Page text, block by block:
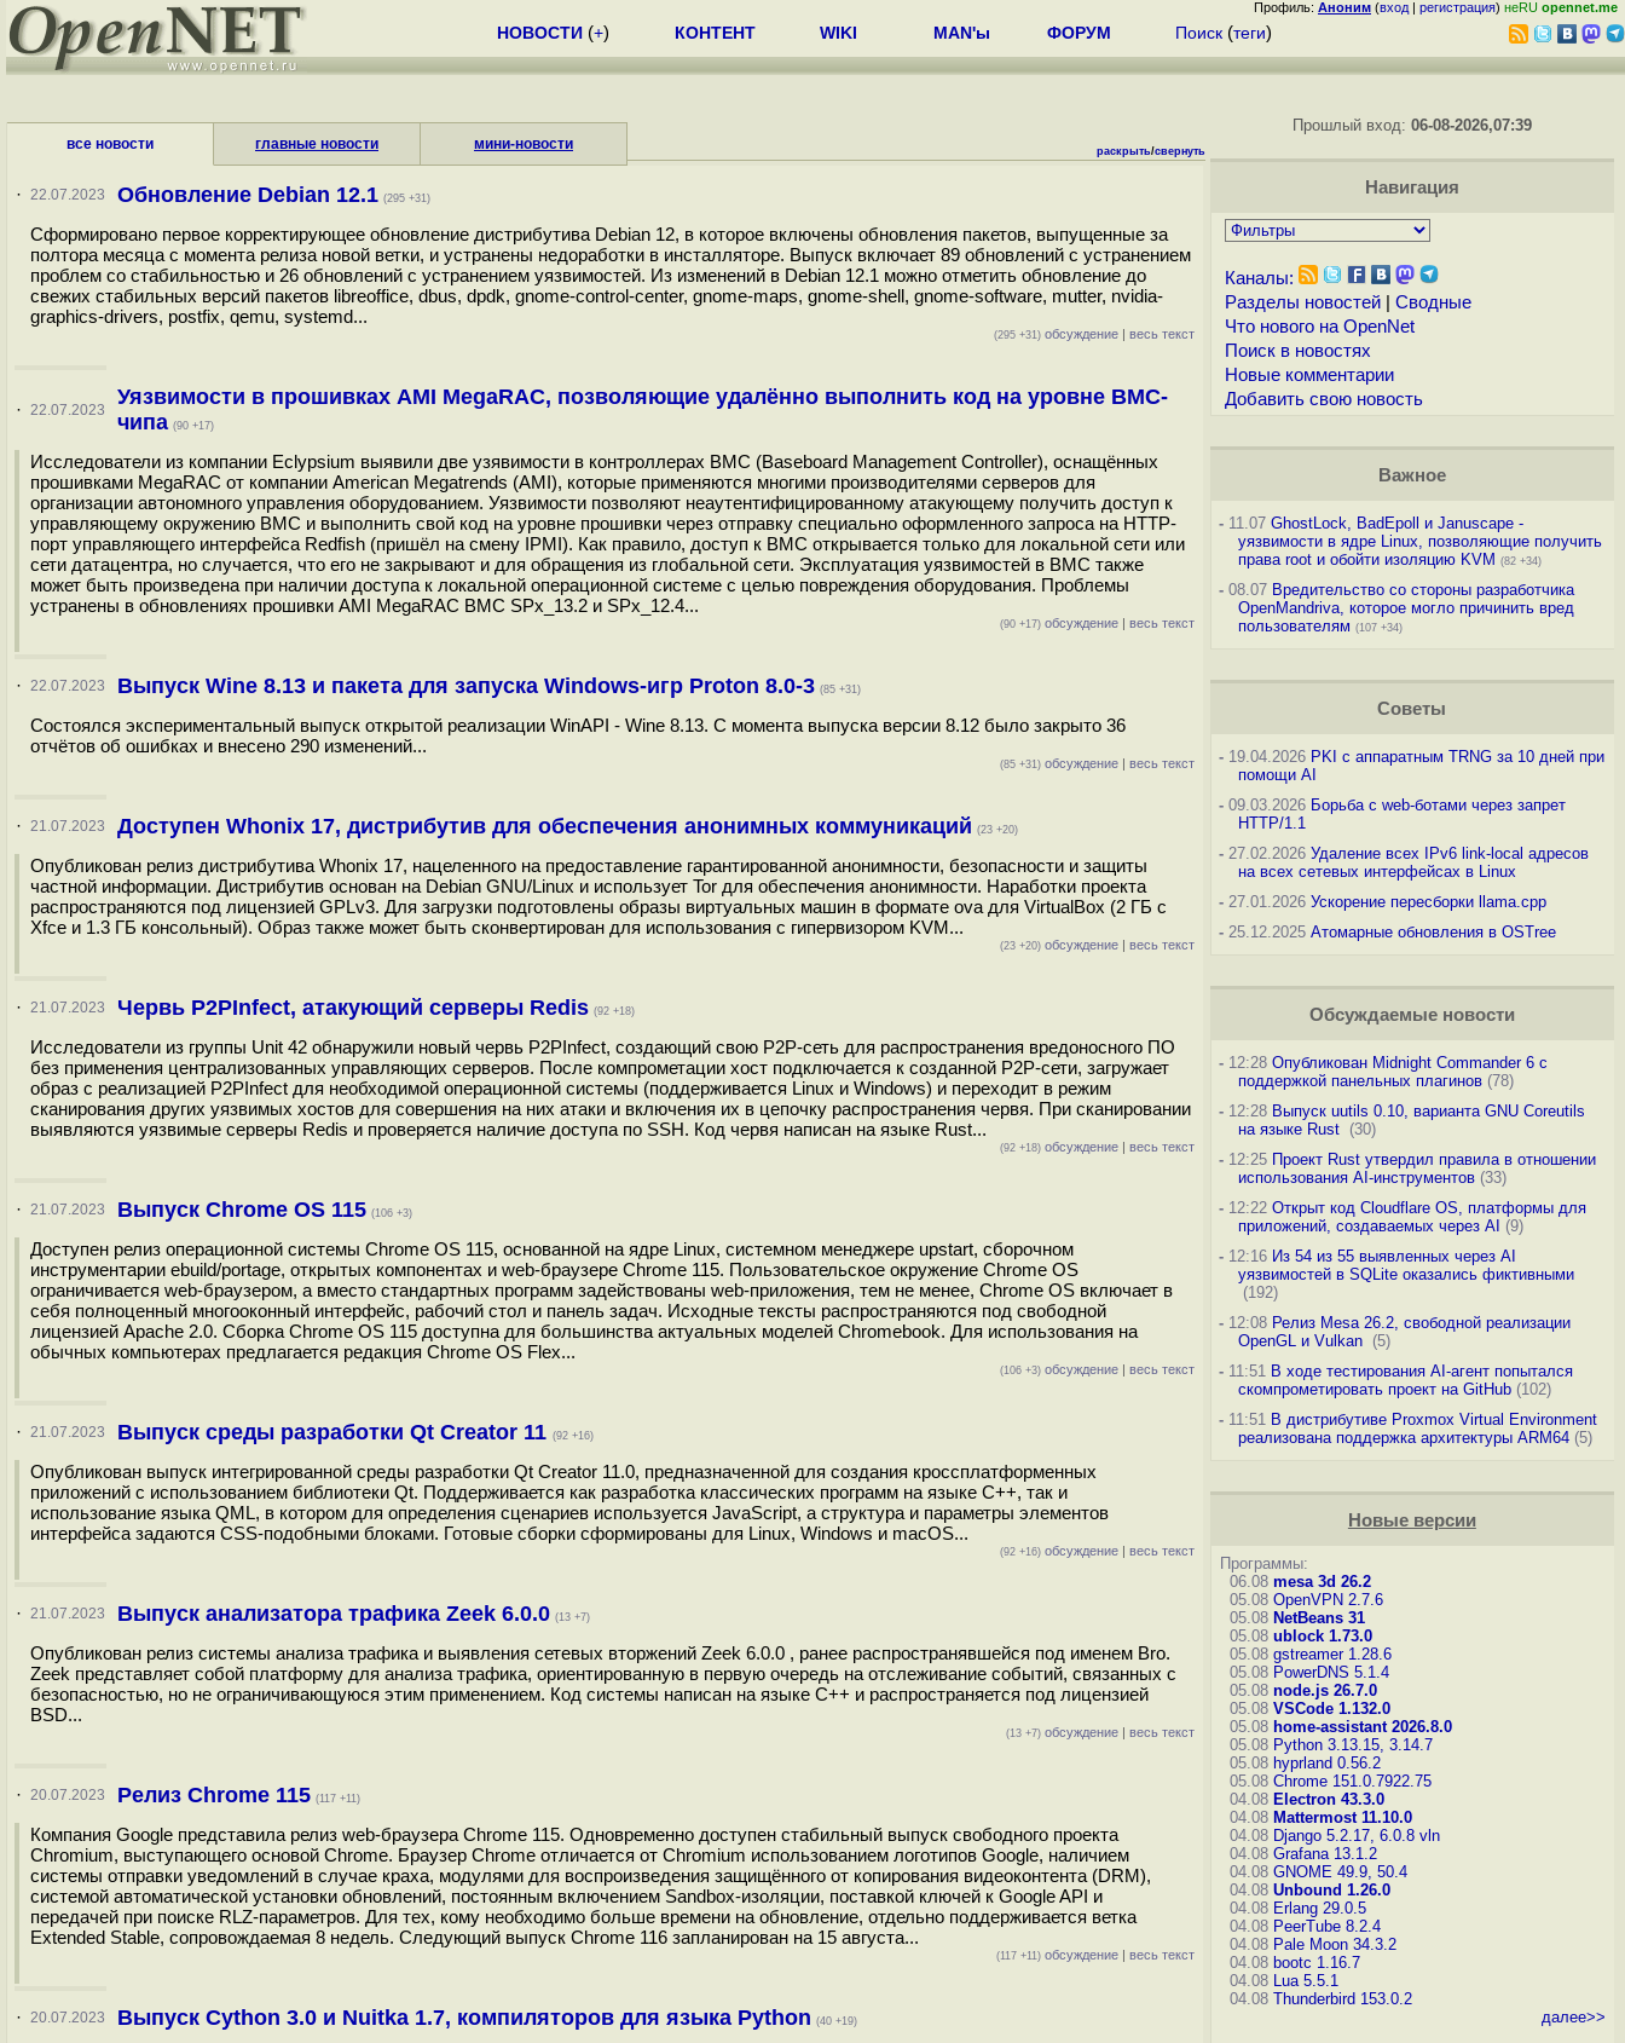
Профиль: Аноним (вход | регистрация) неRU opennet.me
НОВОСТИ (+) КОНТЕНТ WIKI MAN'ы ФОРУМ Поиск (теги)
все новости главные новости мини-новости раскрыть/свернуть
· 22.07.2023 Обновление Debian 12.1 (295 +31)
Сформировано первое корректирующее обновление дистрибутива Debian 12, в которое включены обновления пакетов, выпущенные за
полтора месяца с момента релиза новой ветки, и устранены недоработки в инсталляторе. Выпуск включает 89 обновлений с устранением
проблем со стабильностью и 26 обновлений с устранением уязвимостей. Из изменений в Debian 12.1 можно отметить обновление до
свежих стабильных версий пакетов libreoffice, dbus, dpdk, gnome-control-center, gnome-maps, gnome-shell, gnome-software, mutter, nvidia-
graphics-drivers, postfix, qemu, systemd...
(295 +31) обсуждение | весь текст
· 22.07.2023
Уязвимости в прошивках AMI MegaRAC, позволяющие удалённо выполнить код на уровне BMC-
чипа (90 +17)
Исследователи из компании Eclypsium выявили две узявимости в контроллерах BMC (Baseboard Management Сontroller), оснащённых
прошивками MegaRAC от компании American Megatrends (AMI), которые применяются многими производителями серверов для
организации автономного управления оборудованием. Уязвимости позволяют неаутентифицированному атакующему получить доступ к
управляющему окружению BMC и выполнить свой код на уровне прошивки через отправку специально оформленного запроса на HTTP-
порт управляющего интерфейса Redfish (пришёл на смену IPMI). Как правило, доступ к BMC открывается только для локальной сети или
сети датацентра, но случается, что его не закрывают и для обращения из глобальной сети. Эксплуатация уязвимостей в BMC также
может быть произведена при наличии доступа к локальной операционной системе с целью повреждения оборудования. Проблемы
устранены в обновлениях прошивки AMI MegaRAC BMC SPx_13.2 и SPx_12.4...
(90 +17) обсуждение | весь текст
· 22.07.2023 Выпуск Wine 8.13 и пакета для запуска Windows-игр Proton 8.0-3 (85 +31)
Состоялся экспериментальный выпуск открытой реализации WinAPI - Wine 8.13. С момента выпуска версии 8.12 было закрыто 36
отчётов об ошибках и внесено 290 изменений...
(85 +31) обсуждение | весь текст
· 21.07.2023 Доступен Whonix 17, дистрибутив для обеспечения анонимных коммуникаций (23 +20)
Опубликован релиз дистрибутива Whonix 17, нацеленного на предоставление гарантированной анонимности, безопасности и защиты
частной информации. Дистрибутив основан на Debian GNU/Linux и использует Tor для обеспечения анонимности. Наработки проекта
распространяются под лицензией GPLv3. Для загрузки подготовлены образы виртуальных машин в формате ova для VirtualBox (2 ГБ c
Xfce и 1.3 ГБ консольный). Образ также может быть сконвертирован для использования с гипервизором KVM...
(23 +20) обсуждение | весь текст
· 21.07.2023 Червь P2PInfect, атакующий серверы Redis (92 +18)
Исследователи из группы Unit 42 обнаружили новый червь P2PInfect, создающий свою P2P-сеть для распространения вредоносного ПО
без применения централизованных управляющих серверов. После компрометации хост подключается к созданной P2P-сети, загружает
образ с реализацией P2PInfect для необходимой операционной системы (поддерживается Linux и Windows) и переходит в режим
сканирования других уязвимых хостов для совершения на них атаки и включения их в цепочку распространения червя. При сканировании
выявляются уязвимые серверы Redis и проверяется наличие доступа по SSH. Код червя написан на языке Rust...
(92 +18) обсуждение | весь текст
· 21.07.2023 Выпуск Chrome OS 115 (106 +3)
Доступен релиз операционной системы Chrome OS 115, основанной на ядре Linux, системном менеджере upstart, сборочном
инструментарии ebuild/portage, открытых компонентах и web-браузере Chrome 115. Пользовательское окружение Chrome OS
ограничивается web-браузером, а вместо стандартных программ задействованы web-приложения, тем не менее, Chrome OS включает в
себя полноценный многооконный интерфейс, рабочий стол и панель задач. Исходные тексты распространяются под свободной
лицензией Apache 2.0. Сборка Chrome OS 115 доступна для большинства актуальных моделей Chromebook. Для использования на
обычных компьютерах предлагается редакция Chrome OS Flex...
(106 +3) обсуждение | весь текст
· 21.07.2023 Выпуск среды разработки Qt Creator 11 (92 +16)
Опубликован выпуск интегрированной среды разработки Qt Creator 11.0, предназначенной для создания кроссплатформенных
приложений с использованием библиотеки Qt. Поддерживается как разработка классических программ на языке C++, так и
использование языка QML, в котором для определения сценариев используется JavaScript, а структура и параметры элементов
интерфейса задаются CSS-подобными блоками. Готовые сборки сформированы для Linux, Windows и maсOS...
(92 +16) обсуждение | весь текст
· 21.07.2023 Выпуск анализатора трафика Zeek 6.0.0 (13 +7)
Опубликован релиз системы анализа трафика и выявления сетевых вторжений Zeek 6.0.0 , ранее распространявшейся под именем Bro.
Zeek представляет собой платформу для анализа трафика, ориентированную в первую очередь на отслеживание событий, связанных с
безопасностью, но не ограничивающуюся этим применением. Код системы написан на языке С++ и распространяется под лицензией
BSD...
(13 +7) обсуждение | весь текст
· 20.07.2023 Релиз Chrome 115 (117 +11)
Компания Google представила релиз web-браузера Chrome 115. Одновременно доступен стабильный выпуск свободного проекта
Chromium, выступающего основой Chrome. Браузер Chrome отличается от Chromium использованием логотипов Google, наличием
системы отправки уведомлений в случае краха, модулями для воспроизведения защищённого от копирования видеоконтента (DRM),
системой автоматической установки обновлений, постоянным включением Sandbox-изоляции, поставкой ключей к Google API и
передачей при поиске RLZ-параметров. Для тех, кому необходимо больше времени на обновление, отдельно поддерживается ветка
Extended Stable, сопровождаемая 8 недель. Следующий выпуск Chrome 116 запланирован на 15 августа...
(117 +11) обсуждение | весь текст
· 20.07.2023 Выпуск Cython 3.0 и Nuitka 1.7, компиляторов для языка Python (40 +19)
Прошлый вход:06-08-2026,07:39
Навигация
Каналы:
Разделы новостей| Сводные
Что нового на OpenNet
Поиск в новостях
Новые комментарии
Добавить свою новость
Важное
-11.07 GhostLock, BadEpoll и Januscape -
уязвимости в ядре Linux, позволяющие получить
права root и обойти изоляцию KVM (82 +34)
-08.07 Вредительство со стороны разработчика
OpenMandriva, которое могло причинить вред
пользователям (107 +34)
Советы
-19.04.2026 PKI с аппаратным TRNG за 10 дней при
помощи AI
-09.03.2026 Борьба с web-ботами через запрет
HTTP/1.1
-27.02.2026 Удаление всех IPv6 link-local адресов
на всех сетевых интерфейсах в Linux
-27.01.2026 Ускорение пересборки llama.cpp
-25.12.2025 Атомарные обновления в OSTree
Обсуждаемые новости
-12:28 Опубликован Midnight Commander 6 c
поддержкой панельных плагинов(78)
-12:28 Выпуск uutils 0.10, варианта GNU Coreutils
на языке Rust (30)
-12:25 Проект Rust утвердил правила в отношении
использования AI-инструментов(33)
-12:22 Открыт код Cloudflare OS, платформы для
приложений, создаваемых через AI (9)
-12:16 Из 54 из 55 выявленных через AI
уязвимостей в SQLite оказались фиктивными
(192)
-12:08 Релиз Mesa 26.2, свободной реализации
OpenGL и Vulkan (5)
-11:51 В ходе тестирования AI-агент попытался
скомпрометировать проект на GitHub(102)
-11:51 В дистрибутиве Proxmox Virtual Environment
реализована поддержка архитектуры ARM64(5)
Новые версии
Программы:
06.08 mesa 3d 26.2
05.08 OpenVPN 2.7.6
05.08 NetBeans 31
05.08 ublock 1.73.0
05.08 gstreamer 1.28.6
05.08 PowerDNS 5.1.4
05.08 node.js 26.7.0
05.08 VSCode 1.132.0
05.08 home-assistant 2026.8.0
05.08 Python 3.13.15, 3.14.7
05.08 hyprland 0.56.2
05.08 Chrome 151.0.7922.75
04.08 Electron 43.3.0
04.08 Mattermost 11.10.0
04.08 Django 5.2.17, 6.0.8 vln
04.08 Grafana 13.1.2
04.08 GNOME 49.9, 50.4
04.08 Unbound 1.26.0
04.08 Erlang 29.0.5
04.08 PeerTube 8.2.4
04.08 Pale Moon 34.3.2
04.08 bootc 1.16.7
04.08 Lua 5.5.1
04.08 Thunderbird 153.0.2
далее>>